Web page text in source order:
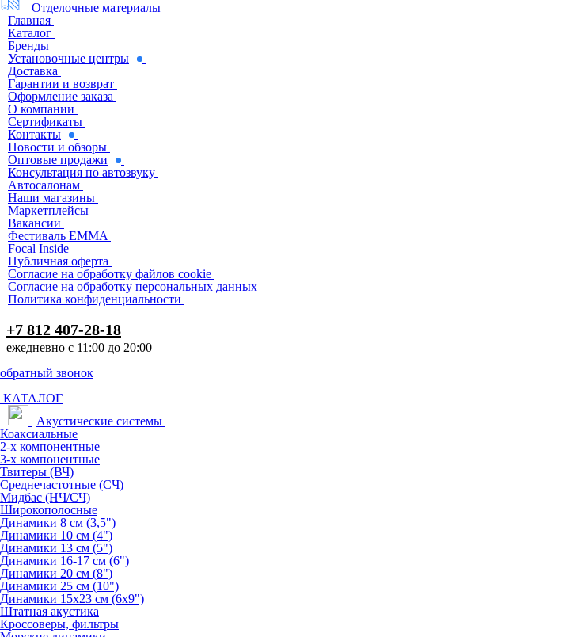
Отделочные материалы
Главная
Каталог
Бренды
Установочные центры
Доставка
Гарантии и возврат
Оформление заказа
О компании
Сертификаты
Контакты
Новости и обзоры
Оптовые продажи
Консультация по автозвуку
Автосалонам
Наши магазины
Маркетплейсы
Вакансии
Фестиваль EMMA
Focal Inside
Публичная оферта
Согласие на обработку файлов cookie
Согласие на обработку персональных данных
Политика конфиденциальности
+7 812 407-28-18
ежедневно с 11:00 до 20:00
обратный звонок
КАТАЛОГ
Акустические системы
Коаксиальные
2-х компонентные
3-х компонентные
Твитеры (ВЧ)
Среднечастотные (СЧ)
Мидбас (НЧ/СЧ)
Широкополосные
Динамики 8 см (3,5")
Динамики 10 см (4")
Динамики 13 см (5")
Динамики 16-17 см (6")
Динамики 20 см (8")
Динамики 25 см (10")
Динамики 15х23 см (6х9")
Штатная акустика
Кроссоверы, фильтры